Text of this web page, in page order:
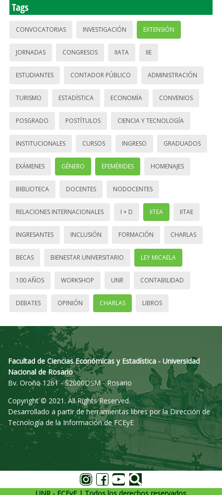
Tags
CONVOCATORIAS INVESTIGACIÓN EXTENSIÓN
JORNADAS CONGRESOS IIATA IIE
ESTUDIANTES CONTADOR PÚBLICO ADMINISTRACIÓN
TURISMO ESTADÍSTICA ECONOMÍA CONVENIOS
POSGRADO POSTÍTULOS CIENCIA Y TECNOLOGÍA
INSTITUCIONALES CURSOS INGRESO GRADUADOS
EXÁMENES GÉNERO EFEMÉRIDES HOMENAJES
BIBLIOTECA DOCENTES NODOCENTES
RELACIONES INTERNACIONALES I + D IITEA IITAE
INGRESANTES INCLUSIÓN FORMACIÓN CHARLAS
BECAS BIENESTAR UNIVERSITARIO LEY MICAELA
100 AÑOS WORKSHOP UNR CONTABILIDAD
DEBATES OPINIÓN CHARLAS LIBROS
Facultad de Ciencias Económicas y Estadística - Universidad
Nacional de Rosario
Bv. Oroño 1261 - S2000DSM - Rosario
Copyright © 2021. All Rights Reserved.
Desarrollado a partir de herramientas libres por la Dirección de
Tecnología de la Información de FCEyE